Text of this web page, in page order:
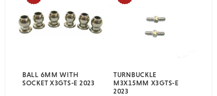
BALL 6MM WITH
SOCKET X3GTS-E 2023
%
TURNBUCKLE
M3X15MM X3GTS-E
2023
%